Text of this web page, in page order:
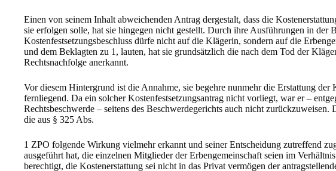
Einen von seinem Inhalt abweichenden Antrag dergestalt, dass die
sie erfolgen solle, hat sie hingegen nicht gestellt. Durch ihre Ausführungen in der
Kostenfestsetzungsbeschluss dürfe nicht auf die Klägerin, sondern auf die
und dem Beklagten zu 1, lauten, hat sie grundsätzlich die nach dem Tod der
Rechtsnachfolge anerkannt.
Vor diesem Hintergrund ist die Annahme, sie begehre nunmehr die Erstattung der
fernliegend. Da ein solcher Kostenfestsetzungsantrag nicht vorliegt, war er –
Rechtsbeschwerde – seitens des Beschwerdegerichts auch nicht zurückzuweisen.
die aus § 325 Abs.
1 ZPO folgende Wirkung vielmehr erkannt und seiner Entscheidung zutreffend
ausgeführt hat, die einzelnen Mitglieder der Erbengemeinschaft seien im
berechtigt, die Kostenerstattung sei nicht in das Privat vermögen der